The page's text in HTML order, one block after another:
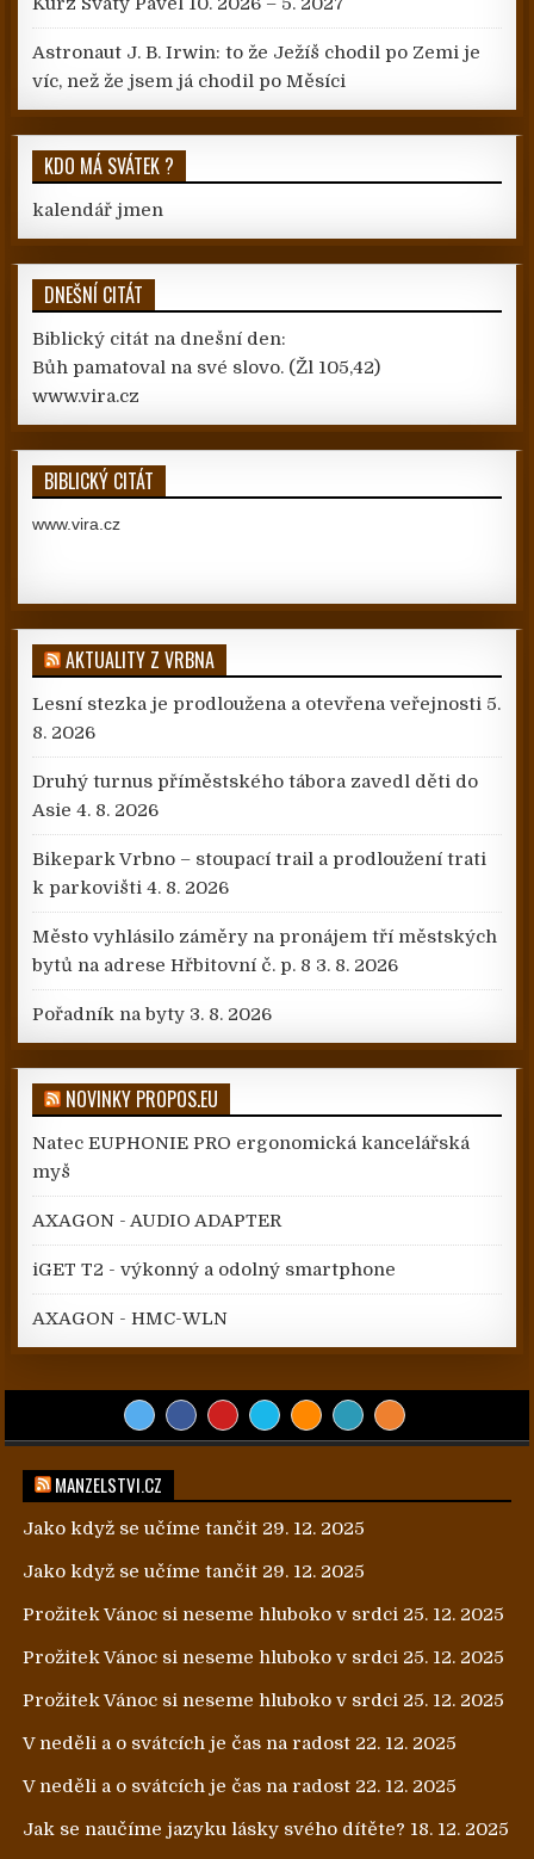
Astronaut J. B. Irwin: to že Ježíš chodil po Zemi je
víc, než že jsem já chodil po Měsíci
KDO MÁ SVÁTEK ?
kalendář jmen
DNEŠNÍ CITÁT
Biblický citát na dnešní den:
Bůh pamatoval na své slovo. (Žl 105,42)
www.vira.cz
BIBLICKÝ CITÁT
www.vira.cz
AKTUALITY Z VRBNA
Lesní stezka je prodloužena a otevřena veřejnosti 5.
8. 2026
Druhý turnus příměstského tábora zavedl děti do
Asie 4. 8. 2026
Bikepark Vrbno – stoupací trail a prodloužení trati
k parkovišti 4. 8. 2026
Město vyhlásilo záměry na pronájem tří městských
bytů na adrese Hřbitovní č. p. 8 3. 8. 2026
Pořadník na byty 3. 8. 2026
NOVINKY PROPOS.EU
Natec EUPHONIE PRO ergonomická kancelářská
myš
AXAGON - AUDIO ADAPTER
iGET T2 - výkonný a odolný smartphone
AXAGON - HMC-WLN
MANZELSTVI.CZ
Jako když se učíme tančit 29. 12. 2025
Jako když se učíme tančit 29. 12. 2025
Prožitek Vánoc si neseme hluboko v srdci 25. 12. 2025
Prožitek Vánoc si neseme hluboko v srdci 25. 12. 2025
Prožitek Vánoc si neseme hluboko v srdci 25. 12. 2025
V neděli a o svátcích je čas na radost 22. 12. 2025
V neděli a o svátcích je čas na radost 22. 12. 2025
Jak se naučíme jazyku lásky svého dítěte? 18. 12. 2025